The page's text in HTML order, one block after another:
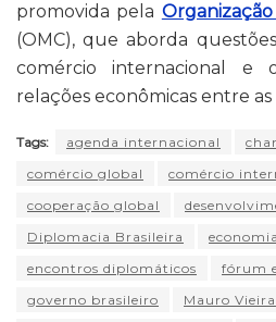
promovida pela
(OMC), que aborda
comércio internacional e
relações econômicas entre as
Tags: agenda internacional
comércio global
comércio
cooperação global
Diplomacia Brasileira
encontros diplomáticos
fórum
governo brasileiro
Mauro Vieira